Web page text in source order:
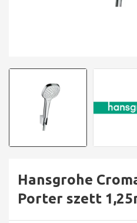
Hansgrohe
Porter szett